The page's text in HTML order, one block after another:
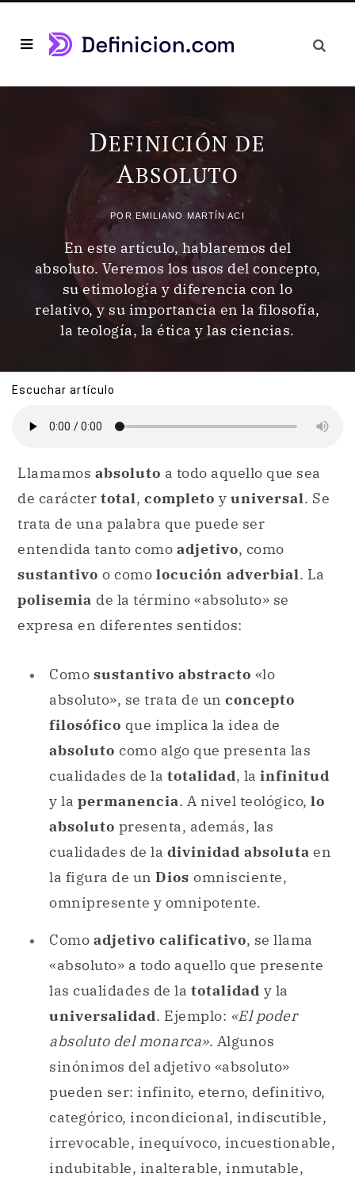
DEFINICIÓN DE
ABSOLUTO
POR EMILIANO MARTÍN ACI
En este artículo, hablaremos del
absoluto. Veremos los usos del concepto,
su etimología y diferencia con lo
relativo, y su importancia en la filosofía,
la teología, la ética y las ciencias.
Escuchar artículo
Llamamos absoluto a todo aquello que sea
de carácter total, completo y universal. Se
trata de una palabra que puede ser
entendida tanto como adjetivo, como
sustantivo o como locución adverbial. La
polisemia de la término «absoluto» se
expresa en diferentes sentidos:
Como sustantivo abstracto «lo
absoluto», se trata de un concepto
filosófico que implica la idea de
absoluto como algo que presenta las
cualidades de la totalidad, la infinitud
y la permanencia. A nivel teológico, lo
absoluto presenta, además, las
cualidades de la divinidad absoluta en
la figura de un Dios omnisciente,
omnipresente y omnipotente.
Como adjetivo calificativo, se llama
«absoluto» a todo aquello que presente
las cualidades de la totalidad y la
universalidad. Ejemplo: «El poder
absoluto del monarca». Algunos
sinónimos del adjetivo «absoluto»
pueden ser: infinito, eterno, definitivo,
categórico, incondicional, indiscutible,
irrevocable, inequívoco, incuestionable,
indubitable, inalterable, inmutable,